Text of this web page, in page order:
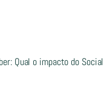
Qual o impacto do